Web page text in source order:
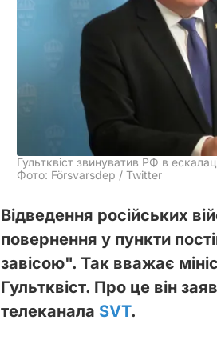
Гультквіст звинуватив РФ в
Фото: Försvarsdep / Twitter
Відведення російських
повернення у пункти
завісою". Так вважає
Гультквіст. Про це він
телеканала SVT.